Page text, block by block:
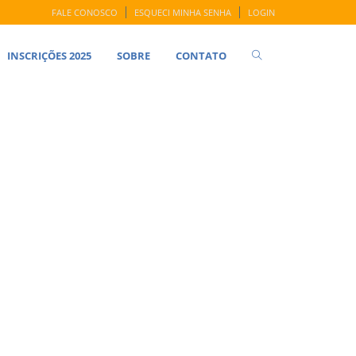
FALE CONOSCO ESQUECI MINHA SENHA LOGIN
INSCRIÇÕES 2025 SOBRE CONTATO